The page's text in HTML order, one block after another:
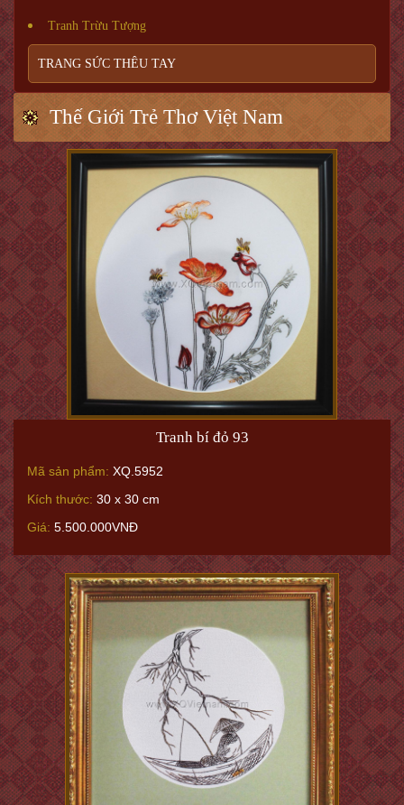
Tranh Trừu Tượng
TRANG SỨC THÊU TAY
Thế Giới Trẻ Thơ Việt Nam
Tranh bí đỏ 93
Mã sản phẩm: XQ.5952
Kích thước: 30 x 30 cm
Giá: 5.500.000VNĐ